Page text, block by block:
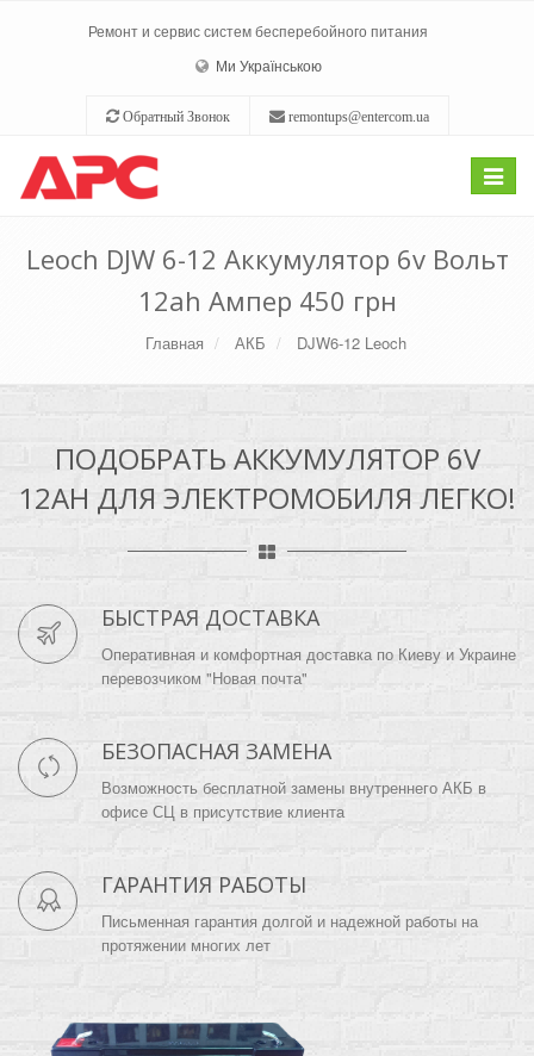
Ремонт и сервис систем бесперебойного питания
Ми Українською
Обратный Звонок remontups@entercom.ua
Toggle
Leoch DJW 6-12 Аккумулятор 6v Вольт
12ah Ампер 450 грн
Главная АКБ DJW6-12 Leoch
ПОДОБРАТЬ АККУМУЛЯТОР 6V
12AH ДЛЯ ЭЛЕКТРОМОБИЛЯ ЛЕГКО!
БЫСТРАЯ ДОСТАВКА
Оперативная и комфортная доставка по Киеву и Украине
перевозчиком "Новая почта"
БЕЗОПАСНАЯ ЗАМЕНА
Возможность бесплатной замены внутреннего АКБ в
офисе СЦ в присутствие клиента
ГАРАНТИЯ РАБОТЫ
Письменная гарантия долгой и надежной работы на
протяжении многих лет